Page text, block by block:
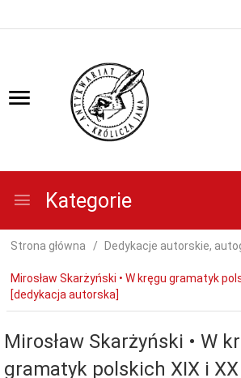
Kategorie
Strona główna Dedykacje autorskie,
Mirosław Skarżyński • W kręgu gramatyk
[dedykacja autorska]
Mirosław Skarżyński • W
gramatyk polskich XIX i